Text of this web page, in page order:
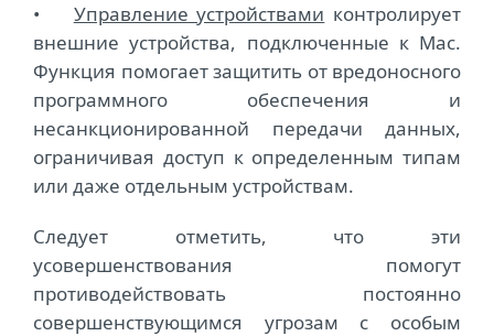
• Управление устройствами контролирует
внешние устройства, подключенные к Mac.
Функция помогает защитить от вредоносного
программного обеспечения и
несанкционированной передачи данных,
ограничивая доступ к определенным типам
или даже отдельным устройствам.
Следует отметить, что эти
усовершенствования помогут
противодействовать постоянно
совершенствующимся угрозам с особым